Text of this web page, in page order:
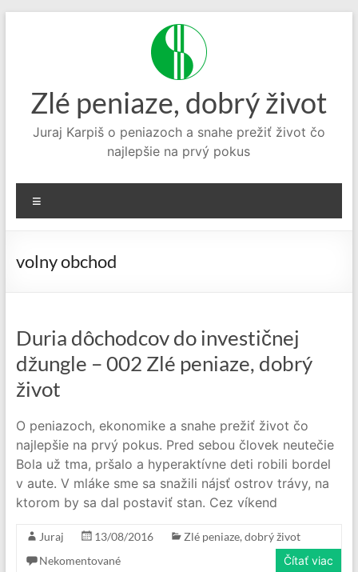
Zlé peniaze, dobrý život
Juraj Karpiš o peniazoch a snahe prežiť život čo
najlepšie na prvý pokus
volny obchod
Duria dôchodcov do investičnej
džungle – 002 Zlé peniaze, dobrý
život
O peniazoch, ekonomike a snahe prežiť život čo
najlepšie na prvý pokus. Pred sebou človek neutečie
Bola už tma, pršalo a hyperaktívne deti robili bordel
v aute. V mláke sme sa snažili nájsť ostrov trávy, na
ktorom by sa dal postaviť stan. Cez víkend
Juraj 13/08/2016
Zlé peniaze, dobrý život
Nekomentované
Čítať viac